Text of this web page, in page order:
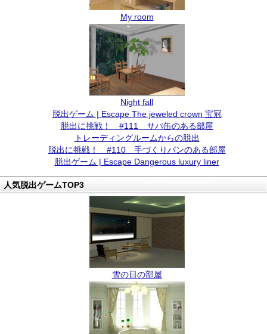
My room
Night fall
脱出ゲーム | Escape The jeweled crown 宝冠
脱出に挑戦！ #111 サバ缶のある部屋
トレーディングルームからの脱出
脱出に挑戦！ #110 手づくりパンのある部屋
脱出ゲーム | Escape Dangerous luxury liner
人気脱出ゲームTOP3
雪の日の部屋